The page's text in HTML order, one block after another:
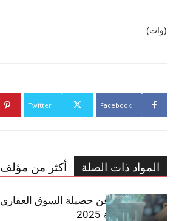
(وات)
Facebook
Twitter
المواد ذات الصلة أكثر من مؤلف
مبوب تكشف عن حصيلة السوق العقاري
في تونس لسنة 2025